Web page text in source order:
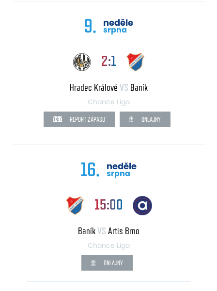
9. neděle
srpna
2:1
Hradec Králové VS Baník
Chance Liga
REPORT ZÁPASU ONLAJNY
16. neděle
srpna
15:00
BaníkVS Artis Brno
Chance Liga
ONLAJNY